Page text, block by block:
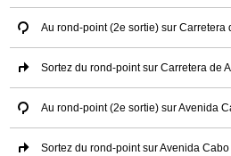
Au rond-point (2e sortie) sur Carretera
Sortez du rond-point sur Carretera de
Au rond-point (2e sortie) sur Avenida
Sortez du rond-point sur Avenida